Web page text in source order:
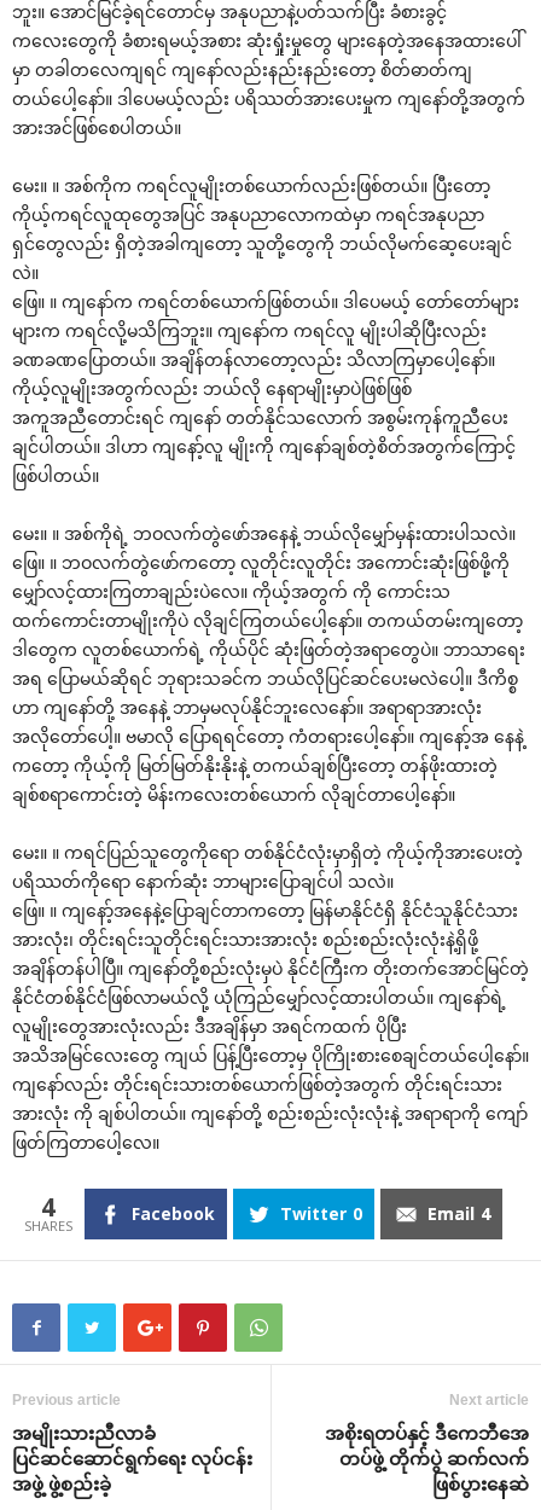
ဘူး။ ‌အောင်မြင်ခဲ့ရင်‌တောင်မှ အနုပညာနဲ့ပတ်သက်ပြီး ခံစားခွင့်
က‌လေး‌တွေကို ခံစားရမယ့်အစား ဆုံးရှုံးမှု‌တွေ များ‌နေတဲ့အ‌နေအထား‌ပေါ်
မှာ တခါတ‌လေကျရင် ကျ‌နော်လည်းနည်းနည်း‌တော့ စိတ်ဓာတ်ကျ
တယ်‌ပေါ့‌နော်။ ဒါ‌ပေမယ့်လည်း ပရိဿတ်အား‌ပေးမှုက ကျ‌နော်တို့အတွက်
အားအင်ဖြစ်‌စေပါတယ်။
‌မေး။ ။ အစ်ကိုက ကရင်လူမျိုးတစ်‌ယောက်လည်းဖြစ်တယ်။ ပြီး‌တော့
ကိုယ့်ကရင်လူထု‌တွေအပြင် အနုပညာ‌လောကထဲမှာ ကရင်အနုပညာ
ရှင်‌တွေလည်း ရှိတဲ့အခါကျ‌တော့ သူတို့‌တွေကို ဘယ်လိုမက်‌ဆေ့‌ပေးချင်
လဲ။
‌ဖြေ။ ။ ကျ‌နော်က ကရင်တစ်‌ယောက်ဖြစ်တယ်။ ဒါ‌ပေမယ့် ‌တော်‌တော်များ
များက ကရင်လို့မသိကြဘူး။ ကျ‌နော်က ကရင်လူ မျိုးပါဆိုပြီးလည်း
ခဏခဏ‌ပြောတယ်။ အချိန်တန်လာ‌တော့လည်း သိလာကြမှာ‌ပေါ့‌နော်။
ကိုယ့်လူမျိုးအတွက်လည်း ဘယ်လို ‌နေရာမျိုးမှာပဲဖြစ်ဖြစ်
အကူအညီ‌တောင်းရင် ကျ‌နော် တတ်နိုင်သ‌လောက် အစွမ်းကုန်ကူညီ‌ပေး
ချင်ပါတယ်။ ဒါဟာ ကျ‌နော့်လူ မျိုးကို ကျ‌နော်ချစ်တဲ့စိတ်အတွက်‌ကြောင့်
ဖြစ်ပါတယ်။
‌မေး။ ။ အစ်ကိုရဲ့ ဘဝလက်တွဲ‌ဖော်အ‌နေနဲ့ ဘယ်လို‌မျှော်မှန်းထားပါသလဲ။
‌ဖြေ။ ။ ဘဝလက်တွဲ‌ဖော်က‌တော့ လူတိုင်းလူတိုင်း အ‌ကောင်းဆုံးဖြစ်ဖို့ကို
‌မျှော်လင့်ထားကြတာချည်းပဲ‌လေ။ ကိုယ့်အတွက် ကို ‌ကောင်းသ
ထက်‌ကောင်းတာမျိုးကိုပဲ လိုချင်ကြတယ်‌ပေါ့‌နော်။ တကယ်တမ်းကျ‌တော့
ဒါ‌တွေက လူတစ်‌ယောက်ရဲ့ ကိုယ်ပိုင် ဆုံးဖြတ်တဲ့အရာ‌တွေပဲ။ ဘာသာ‌ရေး
အရ ‌ပြောမယ်ဆိုရင် ဘုရားသခင်က ဘယ်လိုပြင်ဆင်‌ပေးမလဲ‌ပေါ့။ ဒီကိစ္စ
ဟာ ကျ‌နော်တို့ အ‌နေနဲ့ ဘာမှမလုပ်နိုင်ဘူး‌လေ‌နော်။ အရာရာအားလုံး
အလို‌တော်‌ပေါ့။ ဗမာလို ‌ပြောရရင်‌တော့ ကံတရား‌ပေါ့‌နော်။ ကျ‌နော့်အ ‌နေနဲ့
က‌တော့ ကိုယ့်ကို မြတ်မြတ်နိုးနိုးနဲ့ တကယ်ချစ်ပြီး‌တော့ တန်ဖိုးထားတဲ့
ချစ်စရာ‌ကောင်းတဲ့ မိန်းက‌လေးတစ်‌ယောက် လိုချင်တာ‌ပေါ့‌နော်။
‌မေး။ ။ ကရင်ပြည်သူ‌တွေကို‌ရော တစ်နိုင်ငံလုံးမှာရှိတဲ့ ကိုယ့်ကိုအား‌ပေးတဲ့
ပရိဿတ်ကို‌ရော ‌နောက်ဆုံး ဘာများ‌ပြောချင်ပါ သလဲ။
‌ဖြေ။ ။ ကျ‌နော့်အ‌နေနဲ့‌ပြောချင်တာက‌တော့ မြန်မာနိုင်ငံရှိ နိုင်ငံသူနိုင်ငံသား
အားလုံး၊ တိုင်းရင်းသူတိုင်းရင်းသားအားလုံး စည်းစည်းလုံးလုံးနဲ့ရှိဖို့
အချိန်တန်ပါပြီ။ ကျ‌နော်တို့စည်းလုံးမှပဲ နိုင်ငံကြီးက တိုးတက်‌အောင်မြင်တဲ့
နိုင်ငံတစ်နိုင်ငံဖြစ်လာမယ်လို့ ယုံကြည်‌မျှော်လင့်ထားပါတယ်။ ကျ‌နော်ရဲ့
လူမျိုး‌တွေအားလုံးလည်း ဒီအချိန်မှာ အရင်ကထက် ပိုပြီး
အသိအမြင်‌လေး‌တွေ ကျယ် ပြန့်ပြီး‌တော့မှ ပိုကြိုးစား‌စေချင်တယ်‌ပေါ့‌နော်။
ကျ‌နော်လည်း တိုင်းရင်းသားတစ်‌ယောက်ဖြစ်တဲ့အတွက် တိုင်းရင်းသား
အားလုံး ကို ချစ်ပါတယ်။ ကျ‌နော်တို့ စည်းစည်းလုံးလုံးနဲ့ အရာရာကို ‌ကျော်
ဖြတ်ကြတာ‌ပေါ့‌လေ။
4 Facebook Twitter 0 Email 4
Previous article
အမျိုးသားညီလာခံ
ပြင်ဆင်‌ဆောင်ရွက်‌ရေး လုပ်ငန်း
အဖွဲ့ ဖွဲ့စည်းခဲ့
Next article
အစိုးရတပ်နှင့် ဒီ‌ကေဘီ‌အေ
တပ်ဖွဲ့ တိုက်ပွဲ ဆက်လက်
ဖြစ်ပွား‌နေဆဲ